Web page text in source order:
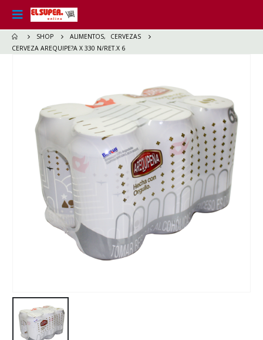
SHOP ALIMENTOS,
CERVEZAS
CERVEZA AREQUIPE?A X 330 N/RET.X 6